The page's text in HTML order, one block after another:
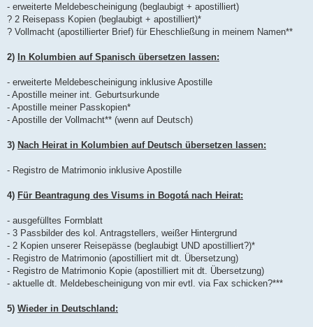
- erweiterte Meldebescheinigung (beglaubigt + apostilliert)
? 2 Reisepass Kopien (beglaubigt + apostilliert)*
? Vollmacht (apostillierter Brief) für Eheschließung in meinem Namen**
2) In Kolumbien auf Spanisch übersetzen lassen:
- erweiterte Meldebescheinigung inklusive Apostille
- Apostille meiner int. Geburtsurkunde
- Apostille meiner Passkopien*
- Apostille der Vollmacht** (wenn auf Deutsch)
3) Nach Heirat in Kolumbien auf Deutsch übersetzen lassen:
- Registro de Matrimonio inklusive Apostille
4) Für Beantragung des Visums in Bogotá nach Heirat:
- ausgefülltes Formblatt
- 3 Passbilder des kol. Antragstellers, weißer Hintergrund
- 2 Kopien unserer Reisepässe (beglaubigt UND apostilliert?)*
- Registro de Matrimonio (apostilliert mit dt. Übersetzung)
- Registro de Matrimonio Kopie (apostilliert mit dt. Übersetzung)
- aktuelle dt. Meldebescheinigung von mir evtl. via Fax schicken?***
5) Wieder in Deutschland: